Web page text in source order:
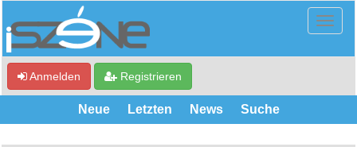
Anmelden Registrieren
Neue Letzten News Suche